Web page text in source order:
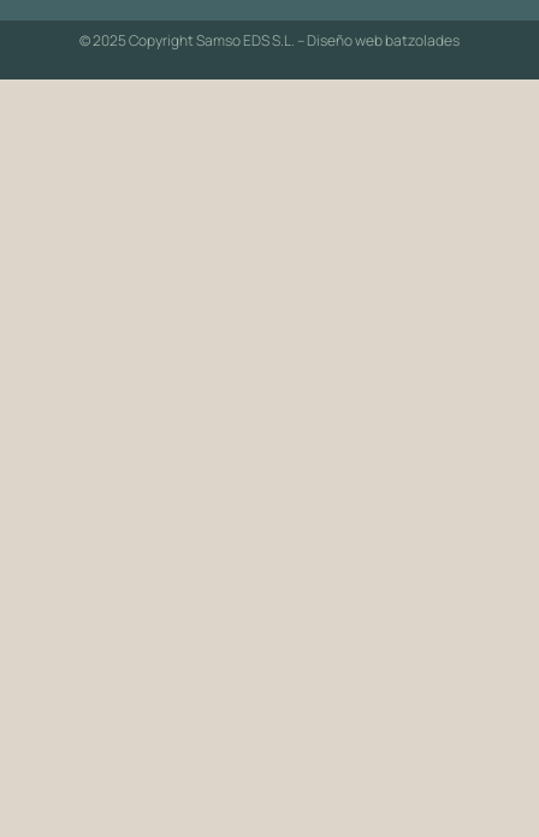
© 2025 Copyright Samso EDS S.L. – Diseño webbatzolades